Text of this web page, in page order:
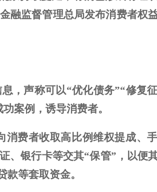
融监督管理总局发布消费者权
息 ，声称可以“优化债务”“修复
案例，诱导消费者。
消费者收取高比例维权提成、
、银行卡等交其“保管”，以便
等套取资金。